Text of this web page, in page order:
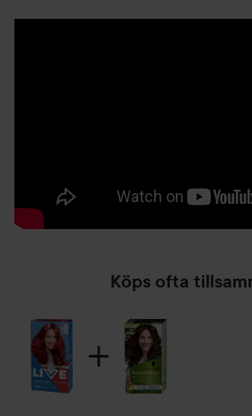
3. Vänta: Låt blandningen verka i
medelblont till ljusbrunt hår. Denna
upp till 50 % grått hår. För långt eller
Live hårfärg-serien som ger både
Produktfördelar:
Permanent orange hårfärg
Extra Refresh Color Gloss för
Köps ofta